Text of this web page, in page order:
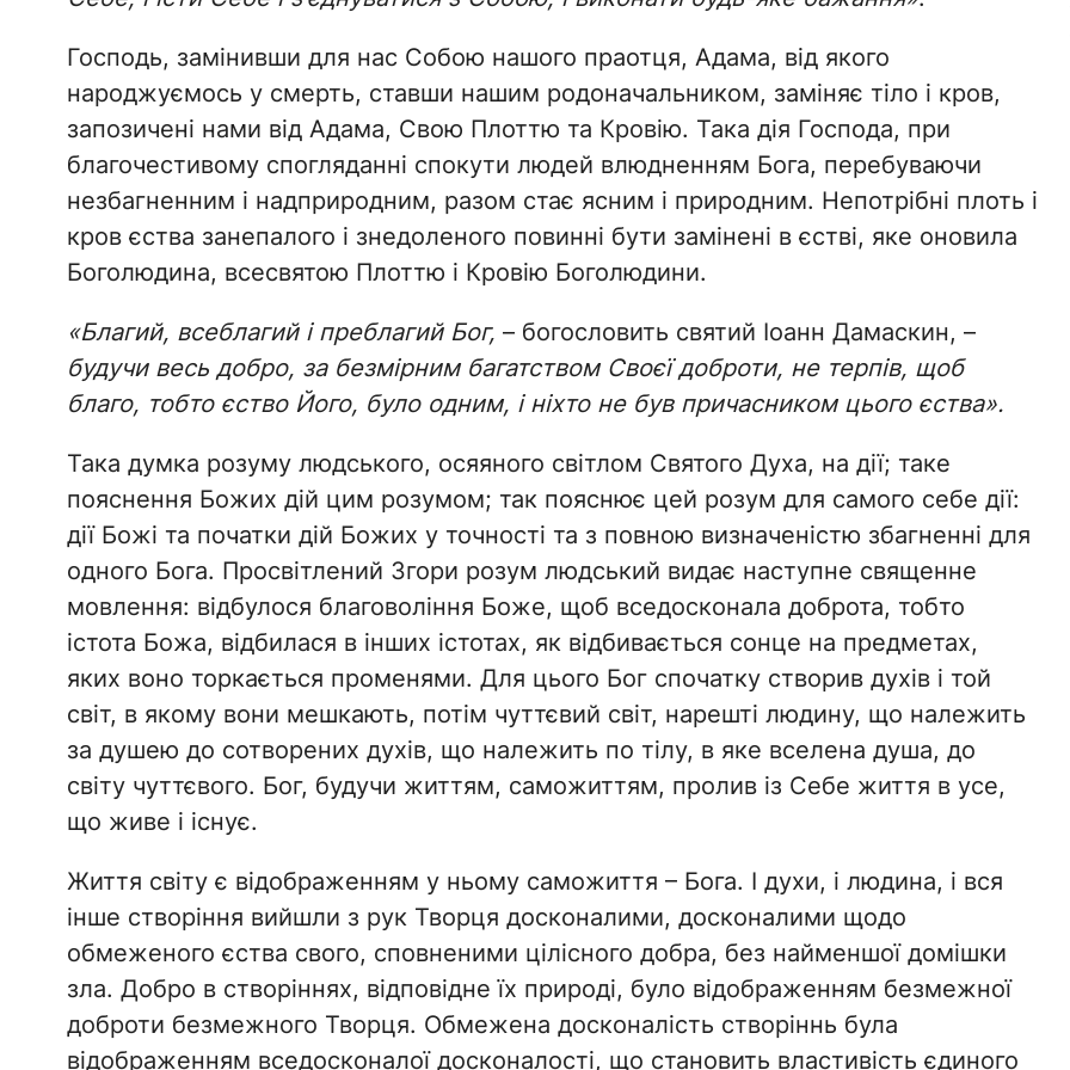
Господь, замінивши для нас Собою нашого праотця, Адама, від якого
народжуємось у смерть, ставши нашим родоначальником, заміняє тіло і кров,
запозичені нами від Адама, Свою Плоттю та Кровію. Така дія Господа, при
благочестивому спогляданні спокути людей влюдненням Бога, перебуваючи
незбагненним і надприродним, разом стає ясним і природним. Непотрібні плоть і
кров єства занепалого і знедоленого повинні бути замінені в єстві, яке оновила
Боголюдина, всесвятою Плоттю і Кровію Боголюдини.
«Благий, всеблагий і преблагий Бог, – богословить святий Іоанн Дамаскин, –
будучи весь добро, за безмірним багатством Своєї доброти, не терпів, щоб
благо, тобто єство Його, було одним, і ніхто не був причасником цього єства».
Така думка розуму людського, осяяного світлом Святого Духа, на дії; таке
пояснення Божих дій цим розумом; так пояснює цей розум для самого себе дії:
дії Божі та початки дій Божих у точності та з повною визначеністю збагненні для
одного Бога. Просвітлений Згори розум людський видає наступне священне
мовлення: відбулося благовоління Боже, щоб вседосконала доброта, тобто
істота Божа, відбилася в інших істотах, як відбивається сонце на предметах,
яких воно торкається променями. Для цього Бог спочатку створив духів і той
світ, в якому вони мешкають, потім чуттєвий світ, нарешті людину, що належить
за душею до сотворених духів, що належить по тілу, в яке вселена душа, до
світу чуттєвого. Бог, будучи життям, саможиттям, пролив із Себе життя в усе,
що живе і існує.
Життя світу є відображенням у ньому саможиття – Бога. І духи, і людина, і вся
інше створіння вийшли з рук Творця досконалими, досконалими щодо
обмеженого єства свого, сповненими цілісного добра, без найменшої домішки
зла. Добро в створіннях, відповідне їх природі, було відображенням безмежної
доброти безмежного Творця. Обмежена досконалість створіннь була
відображенням вседосконалої досконалості, що становить властивість єдиного